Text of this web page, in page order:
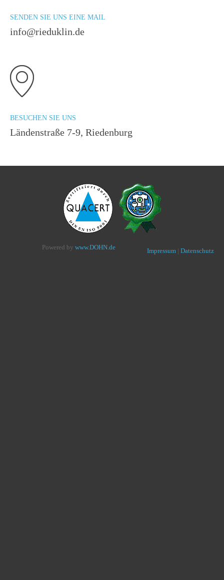
SENDEN SIE UNS EINE MAIL
info@rieduklin.de
BESUCHEN SIE UNS
Ländenstraße 7-9, Riedenburg
Impressum | Datenschutz
Powered by www.DOHN.de